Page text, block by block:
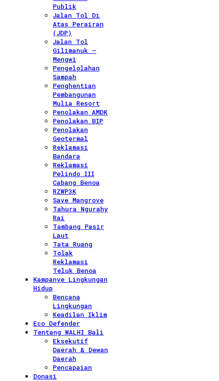
Publik
Jalan Tol Di
Atas Perairan
(JDP)
Jalan Tol
Gilimanuk –
Mengwi
Pengelolahan
Sampah
Penghentian
Pembangunan
Mulia Resort
Penolakan AMDK
Penolakan BIP
Penolakan
Geotermal
Reklamasi
Bandara
Reklamasi
Pelindo III
Cabang Benoa
RZWP3K
Save Mangrove
Tahura Ngurahy
Rai
Tambang Pasir
Laut
Tata Ruang
Tolak
Reklamasi
Teluk Benoa
Kampanye Lingkungan
Hidup
Bencana
Lingkungan
Keadilan Iklim
Eco Defender
Tentang WALHI Bali
Eksekutif
Daerah & Dewan
Daerah
Pencapaian
Donasi